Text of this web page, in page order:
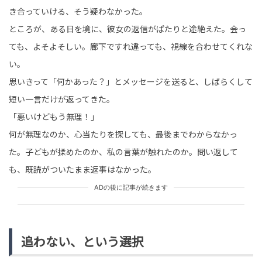
き合っていける、そう疑わなかった。
ところが、ある日を境に、彼女の返信がぱたりと途絶えた。会っ
ても、よそよそしい。廊下ですれ違っても、視線を合わせてくれな
い。
思いきって「何かあった？」とメッセージを送ると、しばらくして
短い一言だけが返ってきた。
「悪いけどもう無理！」
何が無理なのか、心当たりを探しても、最後までわからなかっ
た。子どもが揉めたのか、私の言葉が触れたのか。問い返して
も、既読がついたまま返事はなかった。
ADの後に記事が続きます
追わない、という選択